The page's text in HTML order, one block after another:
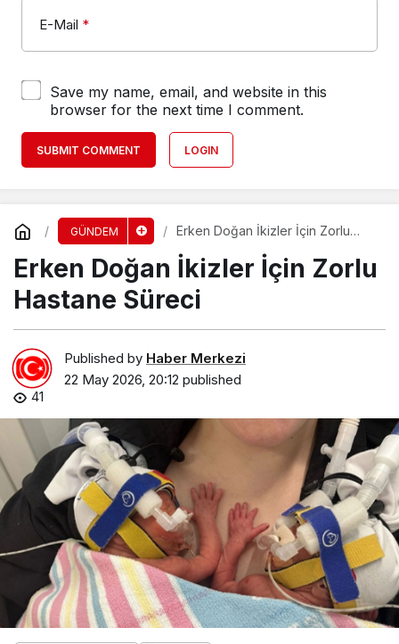
E-Mail *
Save my name, email, and website in this
browser for the next time I comment.
SUBMIT COMMENT LOGIN
GÜNDEM
Erken Doğan İkizler İçin Zorlu
Erken Doğan İkizler İçin Zorlu
Hastane Süreci
Published by Haber Merkezi
22 May 2026, 20:12 published
41